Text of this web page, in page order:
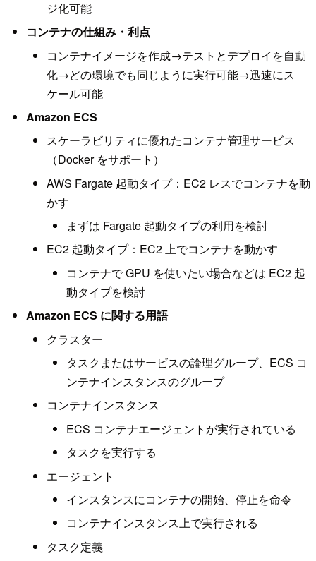
ジ化可能
コンテナの仕組み・利点
コンテナイメージを作成→テストとデプロイを自動
化→どの環境でも同じように実行可能→迅速にス
ケール可能
Amazon ECS
スケーラビリティに優れたコンテナ管理サービス
（Docker をサポート）
AWS Fargate 起動タイプ：EC2 レスでコンテナを動
かす
まずは Fargate 起動タイプの利用を検討
EC2 起動タイプ：EC2 上でコンテナを動かす
コンテナで GPU を使いたい場合などは EC2 起
動タイプを検討
Amazon ECS に関する用語
クラスター
タスクまたはサービスの論理グループ、ECS コ
ンテナインスタンスのグループ
コンテナインスタンス
ECS コンテナエージェントが実行されている
タスクを実行する
エージェント
インスタンスにコンテナの開始、停止を命令
コンテナインスタンス上で実行される
タスク定義